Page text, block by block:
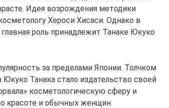
Идея возрождения методики
Хероси Хисаси. Однако в
роль принадлежит Танаке Юкуко
за пределами Японии. Толчком
Танака стало издательство своей
косметологическую сферу и
красоте и обычных женщин.